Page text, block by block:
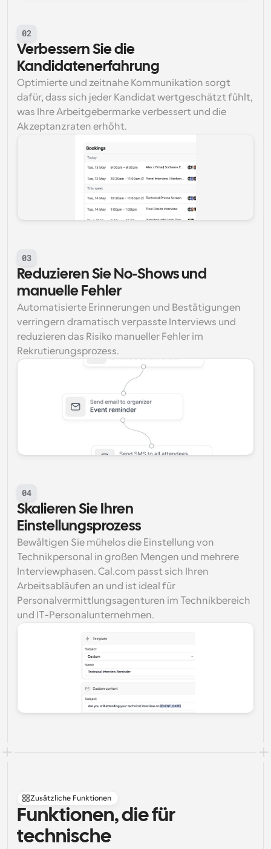
02
Verbessern Sie die
Kandidatenerfahrung
Optimierte und zeitnahe Kommunikation sorgt
dafür, dass sich jeder Kandidat wertgeschätzt fühlt,
was Ihre Arbeitgebermarke verbessert und die
Akzeptanzraten erhöht.
03
Reduzieren Sie No-Shows und
manuelle Fehler
Automatisierte Erinnerungen und Bestätigungen
verringern dramatisch verpasste Interviews und
reduzieren das Risiko manueller Fehler im
Rekrutierungsprozess.
04
Skalieren Sie Ihren
Einstellungsprozess
Bewältigen Sie mühelos die Einstellung von
Technikpersonal in großen Mengen und mehrere
Interviewphasen. Cal.com passt sich Ihren
Arbeitsabläufen an und ist ideal für
Personalvermittlungsagenturen im Technikbereich
und IT-Personalunternehmen.
Zusätzliche Funktionen
Funktionen, die für
technische